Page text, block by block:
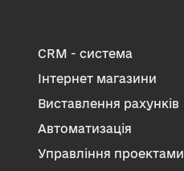
CRM - система
Інтернет магазини
Виставлення рахунків
Автоматизація
Управління проектами